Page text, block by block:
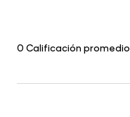
0 Calificación promedio